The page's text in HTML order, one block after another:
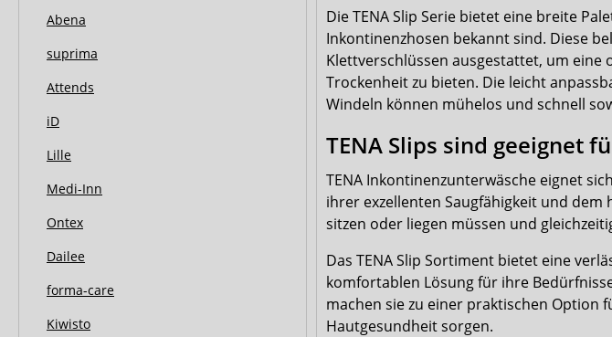
Abena
suprima
Attends
iD
Lille
Medi-Inn
Ontex
Dailee
forma-care
Kiwisto
Die TENA Slip Serie bietet eine breite
Inkontinenzhosen bekannt sind. Diese
Klettverschlüssen ausgestattet, um eine
Trockenheit zu bieten. Die leicht
Windeln können mühelos und schnell
TENA Slips sind geeignet
TENA Inkontinenzunterwäsche eignet
ihrer exzellenten Saugfähigkeit und dem
sitzen oder liegen müssen und
Das TENA Slip Sortiment bietet eine
komfortablen Lösung für ihre
machen sie zu einer praktischen Option
Hautgesundheit sorgen.